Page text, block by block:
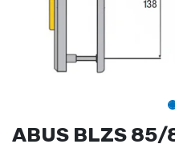
ABUS BLZS 85/